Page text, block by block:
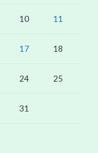
10 11
17 18
24 25
31